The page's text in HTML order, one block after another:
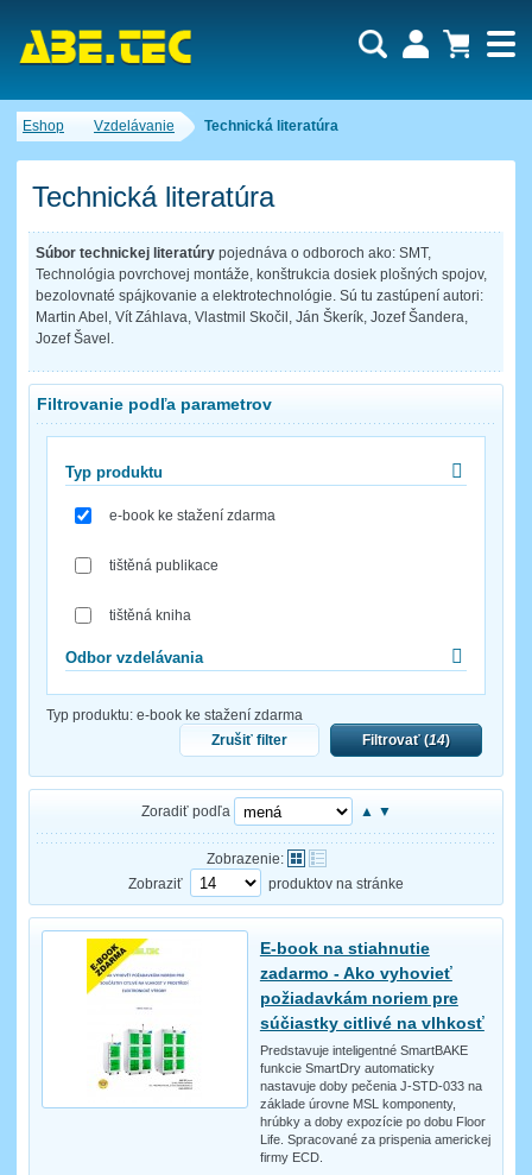
Eshop Vzdelávanie Technická literatúra
Technická literatúra
Súbor technickej literatúry pojednáva o odboroch ako: SMT,
Technológia povrchovej montáže, konštrukcia dosiek plošných spojov,
bezolovnaté spájkovanie a elektrotechnológie. Sú tu zastúpení autori:
Martin Abel, Vít Záhlava, Vlastmil Skočil, Ján Škerík, Jozef Šandera,
Jozef Šavel.
Filtrovanie podľa parametrov
Typ produktu
e-book ke stažení zdarma
tištěná publikace
tištěná kniha
Odbor vzdelávania
Typ produktu: e-book ke stažení zdarma
Zrušiť filter
Filtrovať (14)
Zoradiť podľa ▲ ▼
Zobrazenie:
Zobraziť
produktov na stránke
E-book na stiahnutie
zadarmo - Ako vyhovieť
požiadavkám noriem pre
súčiastky citlivé na vlhkosť
Predstavuje inteligentné SmartBAKE
funkcie SmartDry automaticky
nastavuje doby pečenia J-STD-033 na
základe úrovne MSL komponenty,
hrúbky a doby expozície po dobu Floor
Life. Spracované za prispenia americkej
firmy ECD.
Dopytový košík je prázdny!
Počet produktov: